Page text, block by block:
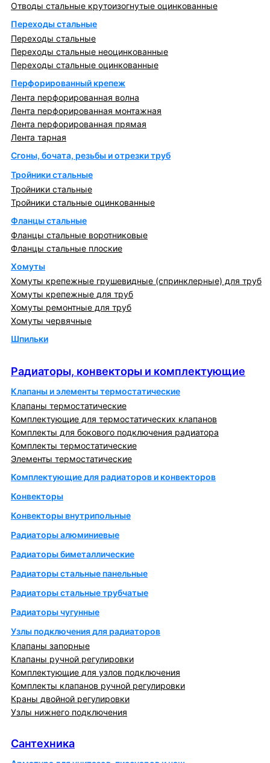
Отводы стальные крутоизогнутые оцинкованные
Переходы стальные
Переходы стальные
Переходы стальные неоцинкованные
Переходы стальные оцинкованные
Перфорированный крепеж
Лента перфорированная волна
Лента перфорированная монтажная
Лента перфорированная прямая
Лента тарная
Сгоны, бочата, резьбы и отрезки труб
Тройники стальные
Тройники стальные
Тройники стальные оцинкованные
Фланцы стальные
Фланцы стальные воротниковые
Фланцы стальные плоские
Хомуты
Хомуты крепежные грушевидные (спринклерные) для труб
Хомуты крепежные для труб
Хомуты ремонтные для труб
Хомуты червячные
Шпильки
Радиаторы, конвекторы и комплектующие
Клапаны и элементы термостатические
Клапаны термостатические
Комплектующие для термостатических клапанов
Комплекты для бокового подключения радиатора
Комплекты термостатические
Элементы термостатические
Комплектующие для радиаторов и конвекторов
Конвекторы
Конвекторы внутрипольные
Радиаторы алюминиевые
Радиаторы биметаллические
Радиаторы стальные панельные
Радиаторы стальные трубчатые
Радиаторы чугунные
Узлы подключения для радиаторов
Клапаны запорные
Клапаны ручной регулировки
Комплектующие для узлов подключения
Комплекты клапанов ручной регулировки
Краны двойной регулировки
Узлы нижнего подключения
Сантехника